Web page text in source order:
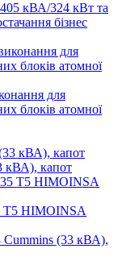
кВА/324 кВт та
бізнес
для
блоків атомної
кВА), капот
T5 HIMOINSA